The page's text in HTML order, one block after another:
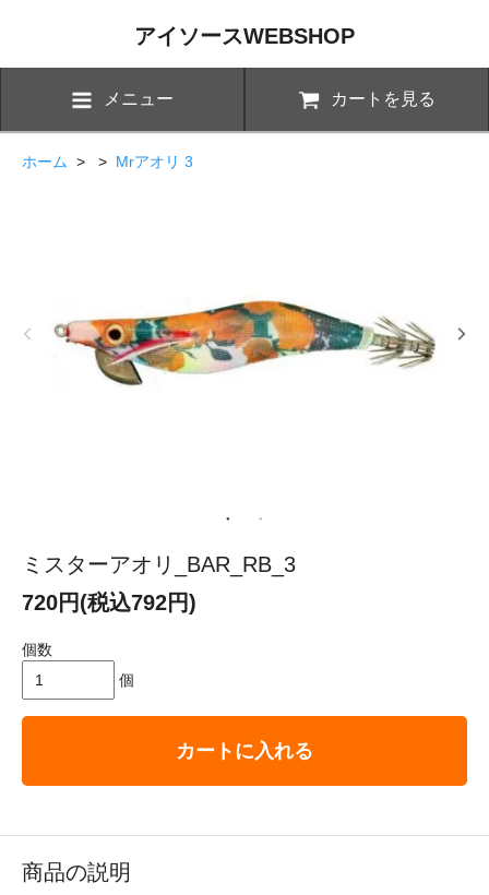
アイソースWEBSHOP
メニュー カートを見る
ホーム > > Mrアオリ 3
ミスターアオリ_BAR_RB_3
720円(税込792円)
個数
個
カートに入れる
商品の説明